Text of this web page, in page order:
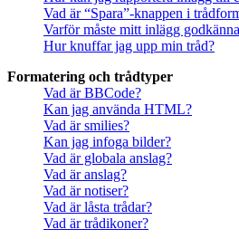
Vad är “Spara”-knappen i
Varför måste mitt inlägg
Hur knuffar jag upp min tråd?
Formatering och trådtyper
Vad är BBCode?
Kan jag använda HTML?
Vad är smilies?
Kan jag infoga bilder?
Vad är globala anslag?
Vad är anslag?
Vad är notiser?
Vad är låsta trådar?
Vad är trådikoner?